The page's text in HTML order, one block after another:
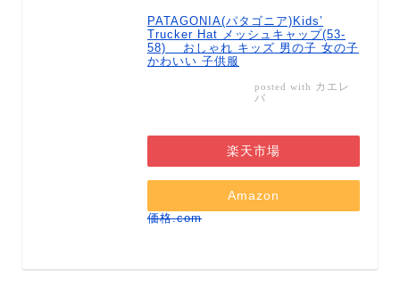
PATAGONIA(パタゴニア)Kids’
Trucker Hat メッシュキャップ(53-
58) おしゃれ キッズ 男の子 女の子
かわいい 子供服
posted with カエレ
バ
楽天市場
Amazon
価格.com